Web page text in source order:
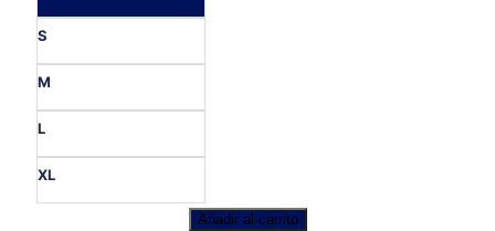
S
M
L
XL
Encerado
Añadir al carrito